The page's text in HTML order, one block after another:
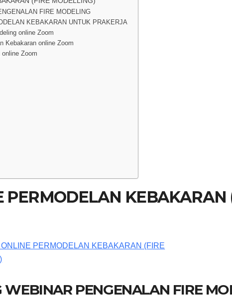
FIRE MODELING
KEBAKARAN UNTUK PRAKERJA
online Zoom
Kebakaran online Zoom
online Zoom
PERMODELAN KEBAKARAN
WEBINAR PENGENALAN FIRE